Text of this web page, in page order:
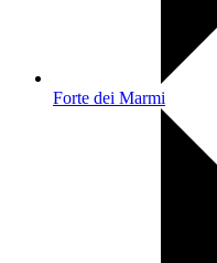
Forte dei Marmi